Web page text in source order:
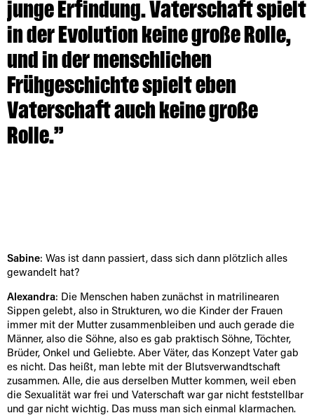
junge Erfindung. Vaterschaft spielt
in der Evolution keine große Rolle,
und in der menschlichen
Frühgeschichte spielt eben
Vaterschaft auch keine große
Rolle.”
Sabine: Was ist dann passiert, dass sich dann plötzlich alles
gewandelt hat?
Alexandra: Die Menschen haben zunächst in matrilinearen
Sippen gelebt, also in Strukturen, wo die Kinder der Frauen
immer mit der Mutter zusammenbleiben und auch gerade die
Männer, also die Söhne, also es gab praktisch Söhne, Töchter,
Brüder, Onkel und Geliebte. Aber Väter, das Konzept Vater gab
es nicht. Das heißt, man lebte mit der Blutsverwandtschaft
zusammen. Alle, die aus derselben Mutter kommen, weil eben
die Sexualität war frei und Vaterschaft war gar nicht feststellbar
und gar nicht wichtig. Das muss man sich einmal klarmachen.